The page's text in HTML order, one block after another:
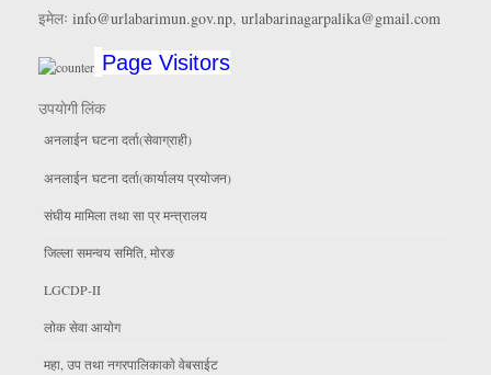
इमेलः info@urlabarimun.gov.np, urlabarinagarpalika@gmail.com
Page Visitors
उपयाेगी लिंक
अनलाईन घटना दर्ता(सेवाग्राही)
अनलाईन घटना दर्ता(कार्यालय प्रयाेजन)
संघीय मामिला तथा सा प्र मन्त्रालय
जिल्ला समन्वय समिति, माेरङ
LGCDP-II
लाेक सेवा आयाेग
महा, उप तथा नगरपालिकाकाे वेबसाईट